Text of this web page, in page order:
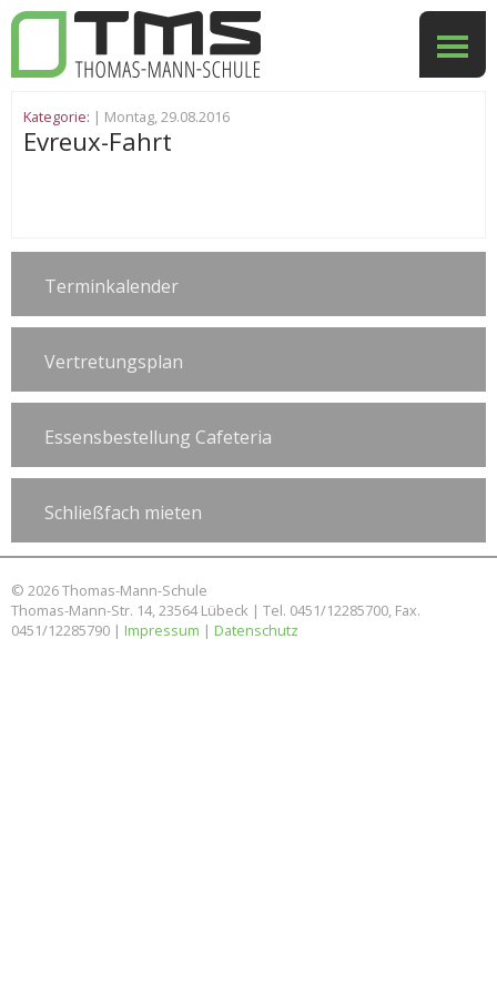
Kategorie: | Montag, 29.08.2016
Evreux-Fahrt
Terminkalender
Vertretungsplan
Essensbestellung Cafeteria
Schließfach mieten
© 2026 Thomas-Mann-Schule
Thomas-Mann-Str. 14, 23564 Lübeck | Tel. 0451/12285700, Fax.
0451/12285790 | Impressum | Datenschutz